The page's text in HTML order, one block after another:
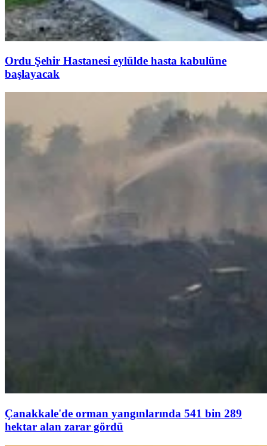
Ordu Şehir Hastanesi eylülde hasta kabulüne
başlayacak
Çanakkale'de orman yangınlarında 541 bin 289
hektar alan zarar gördü